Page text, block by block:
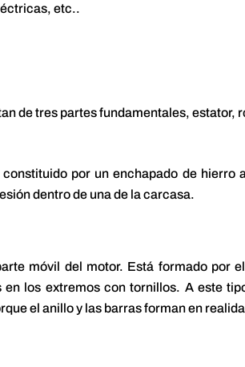
etc..
de tres partes fundamentales, estator,
por un enchapado de hierro
dentro de una de la carcasa.
móvil del motor. Está formado por
en los extremos con tornillos. A este
el anillo y las barras forman en